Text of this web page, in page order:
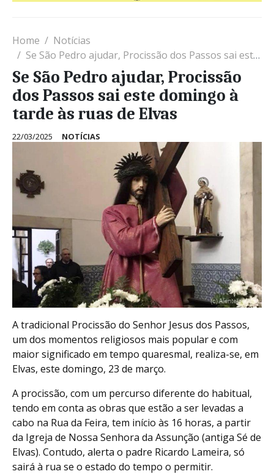
Home
Notícias
Se São Pedro ajudar, Procissão dos Passos sai este domingo à tarde às ruas de Elvas
Se São Pedro ajudar, Procissão
dos Passos sai este domingo à
tarde às ruas de Elvas
22/03/2025 NOTÍCIAS
A tradicional Procissão do Senhor Jesus dos Passos,
um dos momentos religiosos mais popular e com
maior significado em tempo quaresmal, realiza-se, em
Elvas, este domingo, 23 de março.
A procissão, com um percurso diferente do habitual,
tendo em conta as obras que estão a ser levadas a
cabo na Rua da Feira, tem início às 16 horas, a partir
da Igreja de Nossa Senhora da Assunção (antiga Sé de
Elvas). Contudo, alerta o padre Ricardo Lameira, só
sairá à rua se o estado do tempo o permitir.